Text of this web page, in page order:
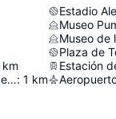
km
MMDAM Museo Municipal de Arte Moderno: 1 km
Museo
Museo de
Plaza de
Estación